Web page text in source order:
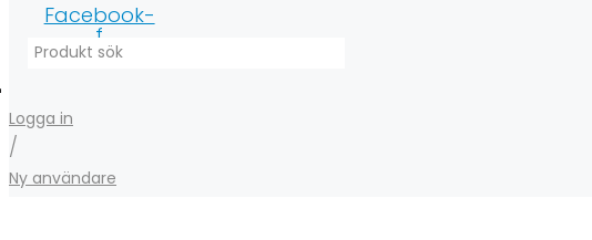
Facebook-
f
Logga in
/
Ny användare